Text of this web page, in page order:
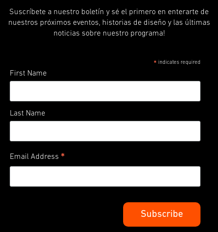
Suscríbete a nuestro boletín y sé el primero en enterarte de
nuestros próximos eventos, historias de diseño y las últimas
noticias sobre nuestro programa!
* indicates required
First Name
Last Name
Email Address *